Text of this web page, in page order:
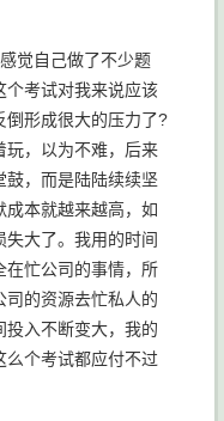
觉自己做了不少题
个考试对我来说应该
倒形成很大的压力了?
玩，以为不难，后来
鼓，而是陆陆续续坚
成本就越来越高，如
大了。我用的时间
在忙公司的事情，所
司的资源去忙私人的
投入不断变大，我的
么个考试都应付不过